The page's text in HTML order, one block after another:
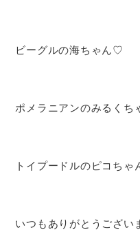
ビーグルの海ちゃん♡
ポメラニアンのみるくち
トイプードルのピコちゃ
いつもありがとうござい